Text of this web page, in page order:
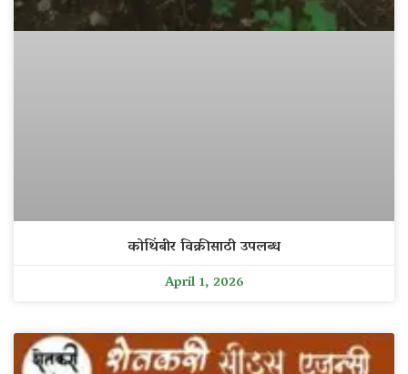
कोथिंबीर विक्रीसाठी उपलब्ध
April 1, 2026